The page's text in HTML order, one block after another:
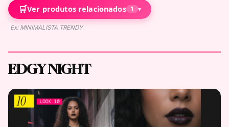
🛒Ver produtos relacionados 1 ▾
Ex: MINIMALISTA TRENDY
EDGY NIGHT